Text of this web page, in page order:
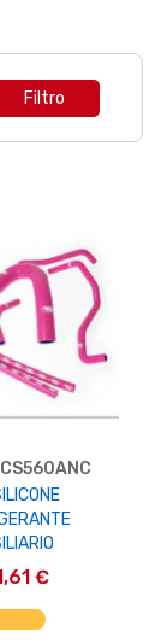
Filtro
€
CARRELLO